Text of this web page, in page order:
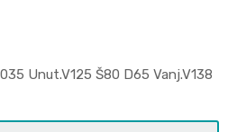
Unut.V125 Š80 D65 Vanj.V138